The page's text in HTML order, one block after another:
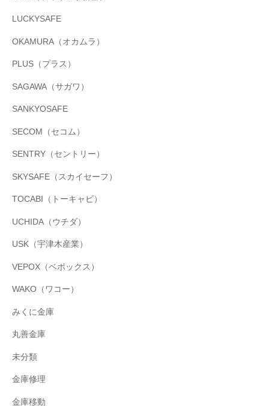
LUCKYSAFE
OKAMURA（オカムラ）
PLUS（プラス）
SAGAWA（サガワ）
SANKYOSAFE
SECOM（セコム）
SENTRY（セントリー）
SKYSAFE（スカイセーフ）
TOCABI（トーキャビ）
UCHIDA（ウチダ）
USK（宇津木産業）
VEPOX（ベポックス）
WAKO（ワコー）
みくに金庫
丸善金庫
未分類
金庫修理
金庫移動